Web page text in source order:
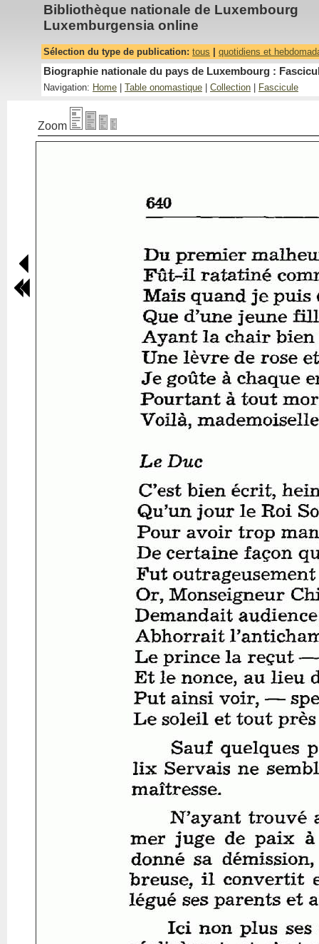
Bibliothèque nationale de Luxembourg
Luxemburgensia online
Sélection du type de publication: tous quotidiens et
Biographie nationale du pays de Luxembourg :
Navigation: Home Table onomastique Collection Fascicule
Zoom